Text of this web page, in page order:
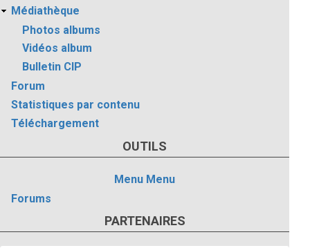
Médiathèque
Photos albums
Vidéos album
Bulletin CIP
Forum
Statistiques par contenu
Téléchargement
OUTILS
Menu Menu
Forums
PARTENAIRES